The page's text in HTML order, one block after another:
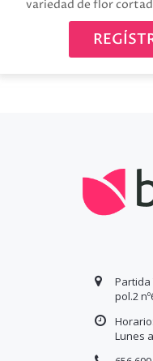
variedad de flor
Avísame cuando esté
Partida
pol.2
Horario:
Lunes